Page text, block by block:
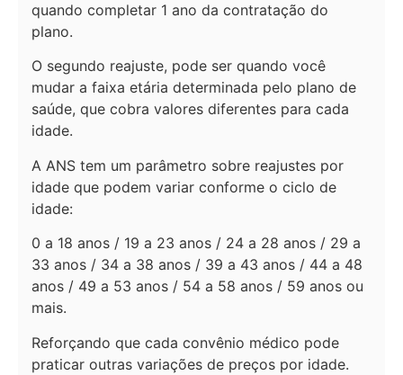
quando completar 1 ano da contratação do
plano.
O segundo reajuste, pode ser quando você
mudar a faixa etária determinada pelo plano de
saúde, que cobra valores diferentes para cada
idade.
A ANS tem um parâmetro sobre reajustes por
idade que podem variar conforme o ciclo de
idade:
0 a 18 anos / 19 a 23 anos / 24 a 28 anos / 29 a
33 anos / 34 a 38 anos / 39 a 43 anos / 44 a 48
anos / 49 a 53 anos / 54 a 58 anos / 59 anos ou
mais.
Reforçando que cada convênio médico pode
praticar outras variações de preços por idade.